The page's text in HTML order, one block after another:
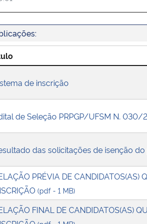
de inscrição
de Seleção PRPGP/UFSM N.
das solicitações de isenção
PRÉVIA DE CANDIDATOS(AS)
(pdf - 1 MB)
FINAL DE CANDIDATOS(AS)